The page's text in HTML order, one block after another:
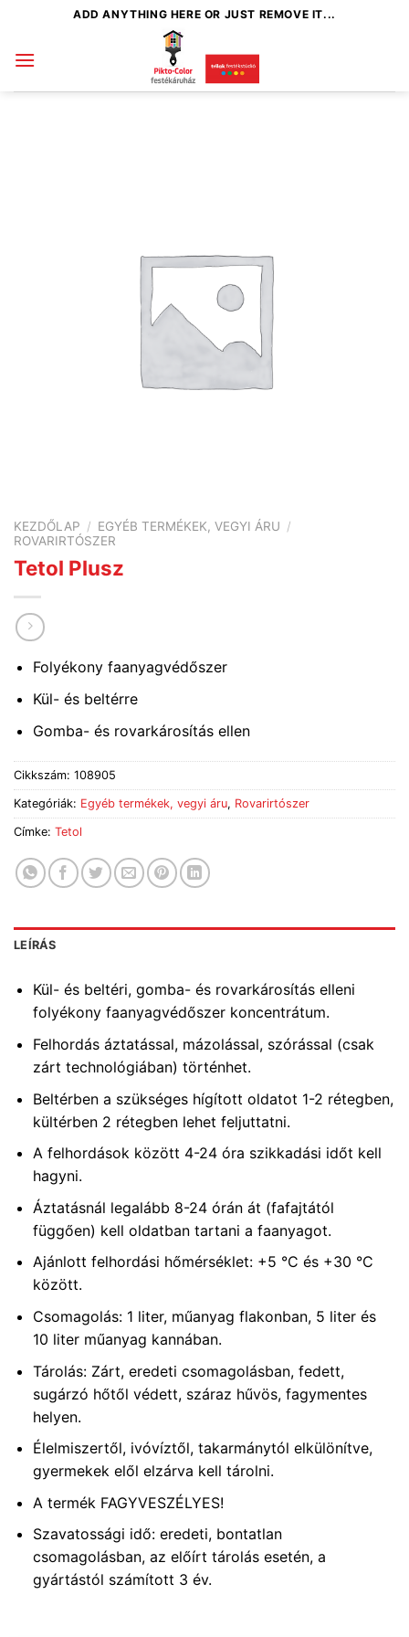
content
ADD ANYTHING HERE OR JUST REMOVE IT...
KEZDŐLAP / EGYÉB TERMÉKEK, VEGYI ÁRU /
ROVARIRTÓSZER
Tetol Plusz
Folyékony faanyagvédőszer
Kül- és beltérre
Gomba- és rovarkárosítás ellen
Cikkszám: 108905
Kategóriák: Egyéb termékek, vegyi áru, Rovarirtószer
Címke: Tetol
LEÍRÁS
Kül- és beltéri, gomba- és rovarkárosítás elleni
folyékony faanyagvédőszer koncentrátum.
Felhordás áztatással, mázolással, szórással (csak
zárt technológiában) történhet.
Beltérben a szükséges hígított oldatot 1-2 rétegben,
kültérben 2 rétegben lehet feljuttatni.
A felhordások között 4-24 óra szikkadási időt kell
hagyni.
Áztatásnál legalább 8-24 órán át (fafajtától
függően) kell oldatban tartani a faanyagot.
Ajánlott felhordási hőmérséklet: +5 °C és +30 °C
között.
Csomagolás: 1 liter, műanyag flakonban, 5 liter és
10 liter műanyag kannában.
Tárolás: Zárt, eredeti csomagolásban, fedett,
sugárzó hőtől védett, száraz hűvös, fagymentes
helyen.
Élelmiszertől, ivóvíztől, takarmánytól elkülönítve,
gyermekek elől elzárva kell tárolni.
A termék FAGYVESZÉLYES!
Szavatossági idő: eredeti, bontatlan
csomagolásban, az előírt tárolás esetén, a
gyártástól számított 3 év.